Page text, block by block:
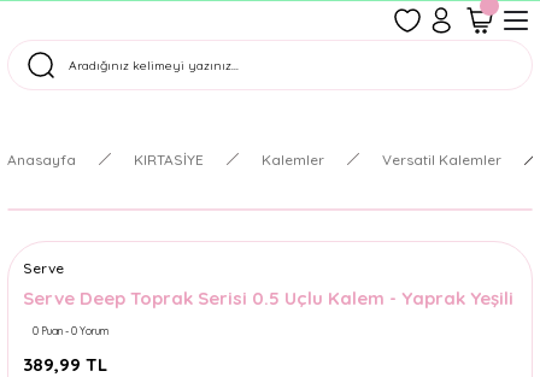
Tüm Siparişler Aynı Gün Kargoda!
Anasayfa KIRTASİYE Kalemler Versatil Kalemler
Serve
Serve Deep Toprak Serisi 0.5 Uçlu Kalem - Yaprak Yeşili
0 Puan - 0 Yorum
389,99 TL